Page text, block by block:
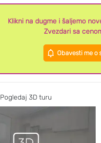
Klikni na dugme i šaljemo
Zvezdari sa
Obavesti me o
Pogledaj 3D turu